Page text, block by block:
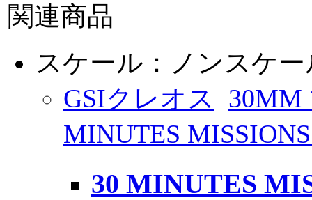
関連商品
スケール：ノンスケー
GSIクレオス
30MM
MINUTES
30 MINUTES